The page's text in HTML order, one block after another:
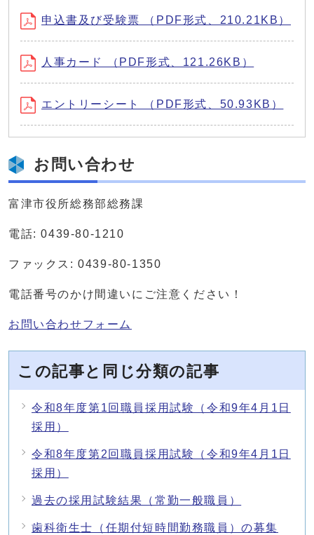
申込書及び受験票 （PDF形式、210.21KB）
人事カード （PDF形式、121.26KB）
エントリーシート （PDF形式、50.93KB）
お問い合わせ
富津市役所総務部総務課
電話: 0439-80-1210
ファックス: 0439-80-1350
電話番号のかけ間違いにご注意ください！
お問い合わせフォーム
この記事と同じ分類の記事
令和8年度第1回職員採用試験（令和9年4月1日
採用）
令和8年度第2回職員採用試験（令和9年4月1日
採用）
過去の採用試験結果（常勤一般職員）
歯科衛生士（任期付短時間勤務職員）の募集